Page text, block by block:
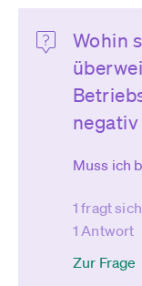
Wohin
Muss ich
1 fragt
1 Antwort
Zur Frage